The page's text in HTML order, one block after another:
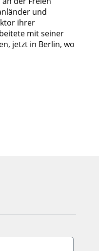
und
ihrer
mit seiner
jetzt in Berlin, wo